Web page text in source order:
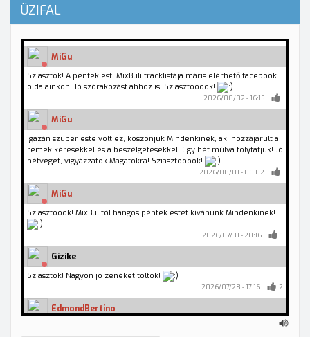
ÜZIFAL
MiGu
Sziasztok! A péntek esti MixBuli tracklistája máris elérhető facebook
oldalainkon! Jó szórakozást ahhoz is! Sziasztooook!
2026/08/02 - 16:15
MiGu
Igazán szuper este volt ez, köszönjük Mindenkinek, aki hozzájárult a
remek kérésekkel és a beszélgetésekkel! Egy hét múlva folytatjuk! Jó
hétvégét, vigyázzatok Magatokra! Sziasztooook!
2026/08/01 - 00:02
MiGu
Sziasztoook! MixBulitól hangos péntek estét kívánunk Mindenkinek!
2026/07/31 - 20:16 1
Gizike
Sziasztok! Nagyon jó zenéket toltok!
2026/07/28 - 17:16 2
EdmondBertino